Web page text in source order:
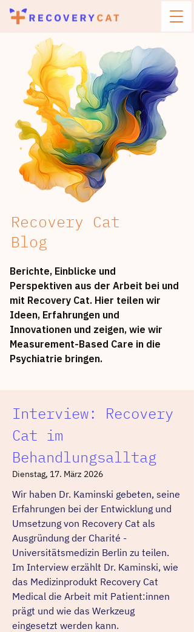
Recovery Cat
Blog
Berichte, Einblicke und
Perspektiven aus der Arbeit bei und
mit Recovery Cat. Hier teilen wir
Ideen, Erfahrungen und
Innovationen und zeigen, wie wir
Measurement-Based Care in die
Psychiatrie bringen.
Interview: Recovery
Cat im
Behandlungsalltag
Dienstag, 17. März 2026
Wir haben Dr. Kaminski gebeten, seine
Erfahrungen bei der Entwicklung und
Umsetzung von Recovery Cat als
Ausgründung der Charité -
Universitätsmedizin Berlin zu teilen.
Im Interview erzählt Dr. Kaminski, wie
das Medizinprodukt Recovery Cat
Medical die Arbeit mit Patient:innen
prägt und wie das Werkzeug
eingesetzt werden kann.